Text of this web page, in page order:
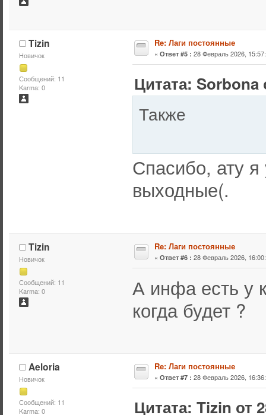
Tizin
Новичок
Сообщений: 11
Karma: 0
Re: Лаги постоянные
« Ответ #5 : 28 Февраль 2026,
Цитата: Sorbona
Также
Спасибо, ату
выходные(.
Tizin
Новичок
Сообщений: 11
Karma: 0
Re: Лаги постоянные
« Ответ #6 : 28 Февраль 2026,
А инфа есть у
когда будет ?
Aeloria
Новичок
Сообщений: 11
Karma: 0
Re: Лаги постоянные
« Ответ #7 : 28 Февраль 2026,
Цитата: Tizin от